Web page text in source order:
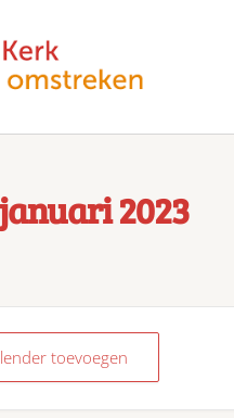
2023
toevoegen